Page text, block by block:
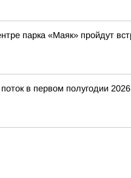
парка «Маяк» пройдут
в первом полугодии